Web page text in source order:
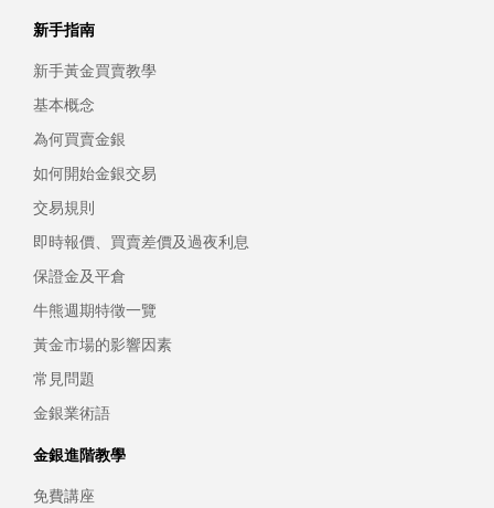
新手指南
新手黃金買賣教學
基本概念
為何買賣金銀
如何開始金銀交易
交易規則
即時報價、買賣差價及過夜利息
保證金及平倉
牛熊週期特徵一覽
黃金市場的影響因素
常見問題
金銀業術語
金銀進階教學
免費講座